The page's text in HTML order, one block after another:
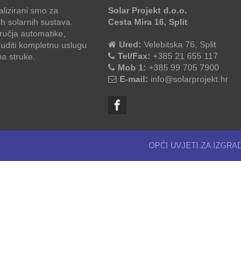
smo za
solarnih sustava.
automatike,
kompletnu uslugu
struke.
Solar Projekt d.o.o.
Cesta Mira 16, Split
Ured: Velebitska 76, Split
Tel/Fax: +385 21 655 117
Mob 1: +385 99 705 7900
E-mail: info@solarprojekt.hr
OPĆI UVJETI ZA